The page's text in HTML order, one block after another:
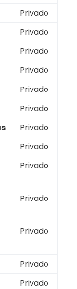
Privado
Privado
Privado
Privado
Privado
Privado
Privado
Privado
Privado
Privado
Privado
Privado
Privado